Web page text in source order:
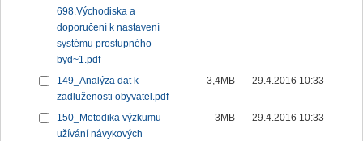
698.Východiska a
doporučení k nastavení
systému prostupného
byd~1.pdf
149_Analýza dat k
zadluženosti obyvatel.pdf
3,4MB 29.4.2016 10:33
150_Metodika výzkumu
užívání návykových
3MB 29.4.2016 10:33